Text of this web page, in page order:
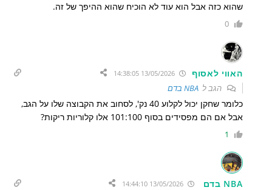
שהוא כזה אבל הוא עוד לא הוכיח שהוא ההיפך של זה.
0
האווי לאסוף 13/05/2026 14:38:05
הגב לNBA בדם
כלומר שחקן יכול לקלוע 40 נק', לסחוב את הקבוצה שלו על הגב,
אבל אם הם מפסידים בסוף 101:100 אלו קלוריות ריקות?
1
NBA בדם 13/05/2026 14:44:10